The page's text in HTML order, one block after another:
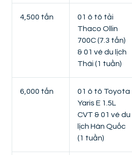
4,500 tấn
01 ô tô tải
Thaco Ollin
700C (7.3 tấn)
& 01 vé du lịch
Thái (1 tuần)
6,000 tấn
01 ô tô Toyota
Yaris E 1.5L
CVT & 01 vé du
lịch Hàn Quốc
(1 tuần)